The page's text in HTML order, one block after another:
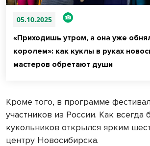
05.10.2025
«Приходишь утром, а она уже
королем»: как куклы в руках
мастеров обретают души
Кроме того, в программе
участников из России. Как
кукольников открылся ярким
центру Новосибирска.